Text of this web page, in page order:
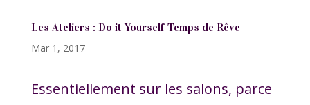
Les Ateliers : Do it Yourself Temps de Rêve
Mar 1, 2017
Essentiellement sur les salons, parce